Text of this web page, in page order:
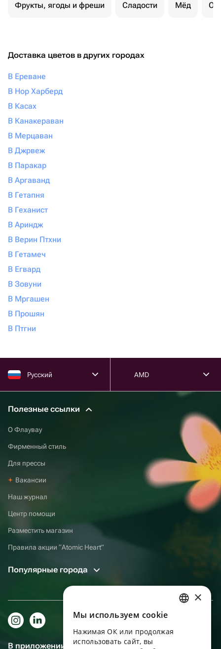
Фрукты, ягоды и фреши Сладости Мёд
Доставка цветов в других городах
В Ереване
В Нор Харберд
В Касах
В Канакераван
В Мерцаван
В Джрвеж
В Паракар
В Аргаванд
В Гетапня
В Геханист
В Ариндж
В Верин Птхни
В Гетамеч
В Егвард
В Зовуни
В Мргашен
В Прошян
В Птгни
Русский AMD
Полезные ссылки
О Флаувау
Фирменный стиль
Для прессы
Вакансии
Наш журнал
Центр помощи
Разместить магазин
Правила акции “Atomic Heart”
Популярные города
В приложении еще удобнее!
ENGLISH
×
Мы используем сookie
Нажимая ОК или продолжая
использовать сайт, вы